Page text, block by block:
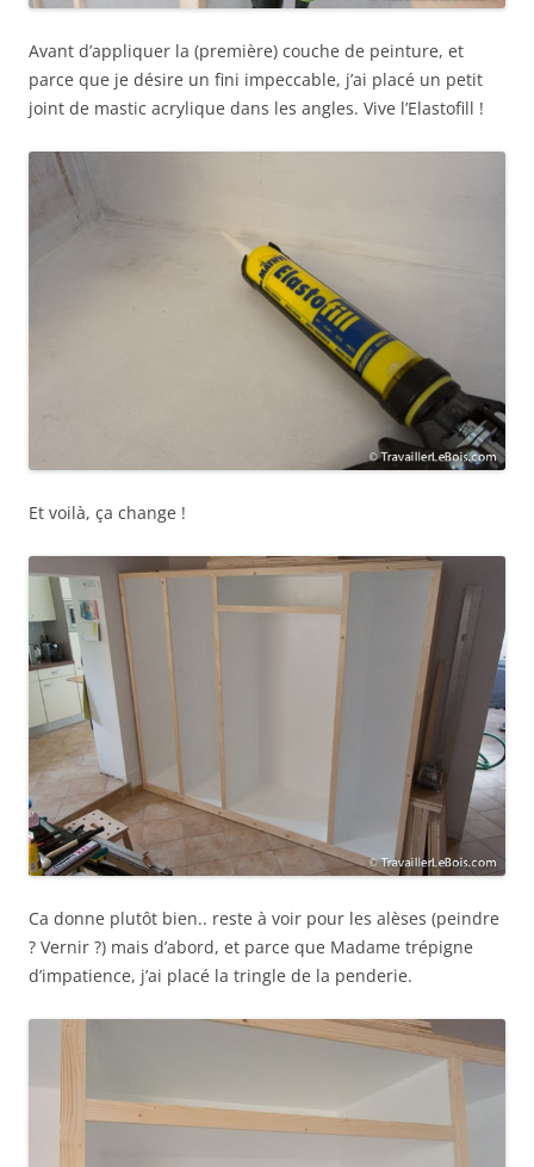
Avant d’appliquer la (première) couche de peinture, et
parce que je désire un fini impeccable, j’ai placé un petit
joint de mastic acrylique dans les angles. Vive l’Elastofill !
Et voilà, ça change !
Ca donne plutôt bien.. reste à voir pour les alèses (peindre
? Vernir ?) mais d’abord, et parce que Madame trépigne
d’impatience, j’ai placé la tringle de la penderie.